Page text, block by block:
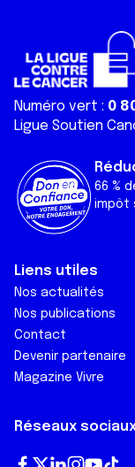
Numéro vert : 0
Ligue Soutien
66 %
impôt
Liens utiles
Nos actualités
Nos publications
Contact
Devenir partenaire
Magazine Vivre
Réseaux